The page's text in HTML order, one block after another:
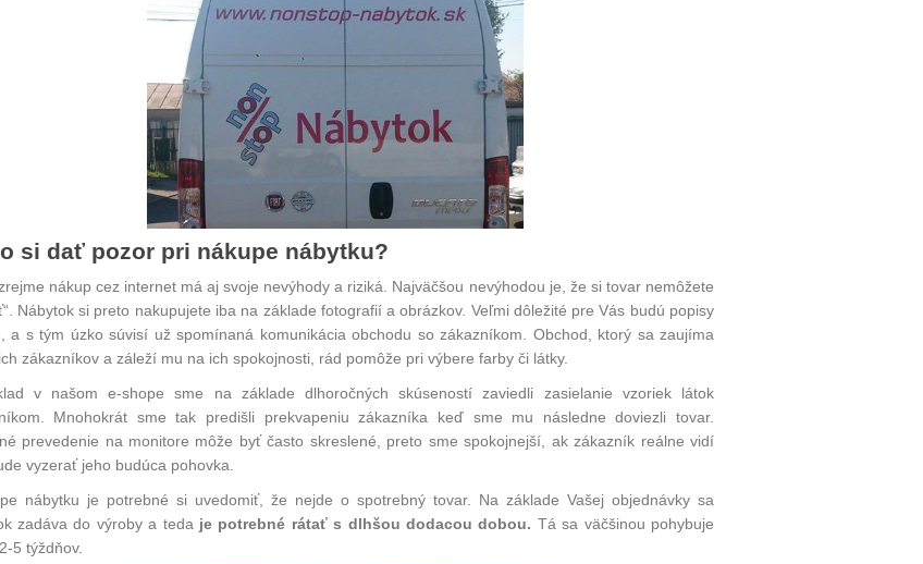
si dať pozor pri nákupe nábytku?
nákup cez internet má aj svoje nevýhody a riziká. Najväčšou nevýhodou je, že si tovar nemôžete
Nábytok si preto nakupujete iba na základe fotografií a obrázkov. Veľmi dôležité pre Vás budú popisy
a s tým úzko súvisí už spomínaná komunikácia obchodu so zákazníkom. Obchod, ktorý sa zaujíma
zákazníkov a záleží mu na ich spokojnosti, rád pomôže pri výbere farby či látky.
v našom e-shope sme na základe dlhoročných skúseností zaviedli zasielanie vzoriek látok
. Mnohokrát sme tak predišli prekvapeniu zákazníka keď sme mu následne doviezli tovar.
prevedenie na monitore môže byť často skreslené, preto sme spokojnejší, ak zákazník reálne vidí
vyzerať jeho budúca pohovka.
nábytku je potrebné si uvedomiť, že nejde o spotrebný tovar. Na základe Vašej objednávky sa
zadáva do výroby a teda je potrebné rátať s dlhšou dodacou dobou. Tá sa väčšinou pohybuje
5 týždňov.